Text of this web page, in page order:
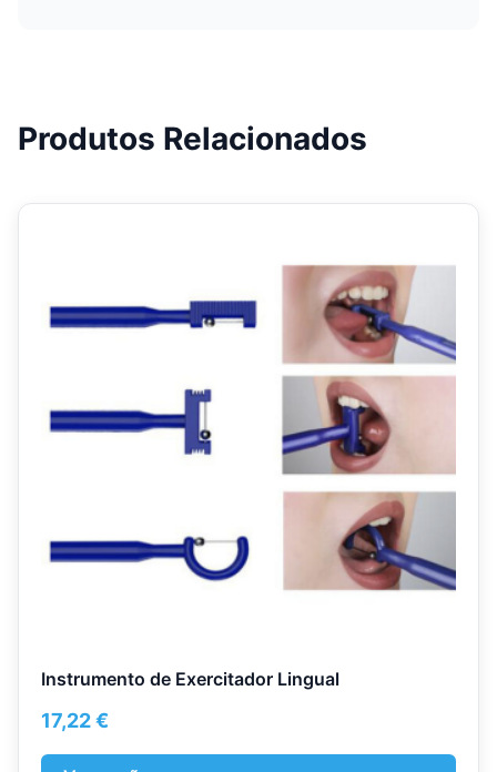
Produtos Relacionados
Instrumento de Exercitador Lingual
17,22€
multiple
variants.
be
chosen